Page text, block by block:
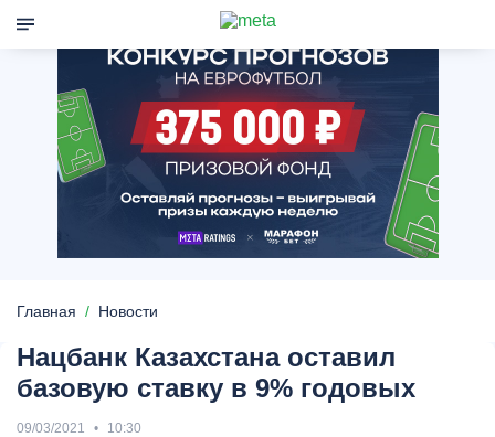
Главная Новости
Нацбанк Казахстана оставил
базовую ставку в 9% годовых
09/03/2021 10:30